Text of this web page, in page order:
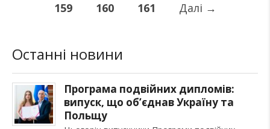
159
160 161 Далі →
Останні новини
Програма подвійних дипломів:
випуск, що об’єднав Україну та
Польщу